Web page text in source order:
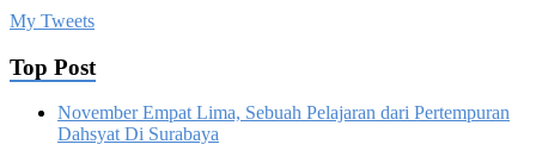
My Tweets
Top Post
November Empat Lima, Sebuah Pelajaran dari Pertempuran
Dahsyat Di Surabaya